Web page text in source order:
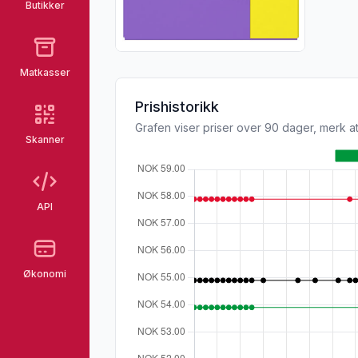
Butikker
Matkasser
Skanner
API
Økonomi
Prishistorikk
Grafen viser priser over 90 dager, merk